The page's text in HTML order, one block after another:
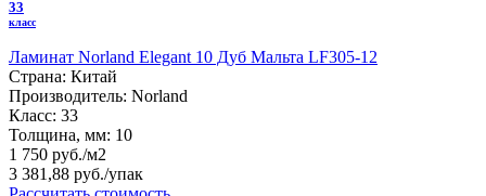
33
класс
Ламинат Norland Elegant 10 Дуб Мальта LF305-12
Страна: Китай
Производитель: Norland
Класс: 33
Толщина, мм: 10
1 750 руб./м2
3 381,88 руб./упак